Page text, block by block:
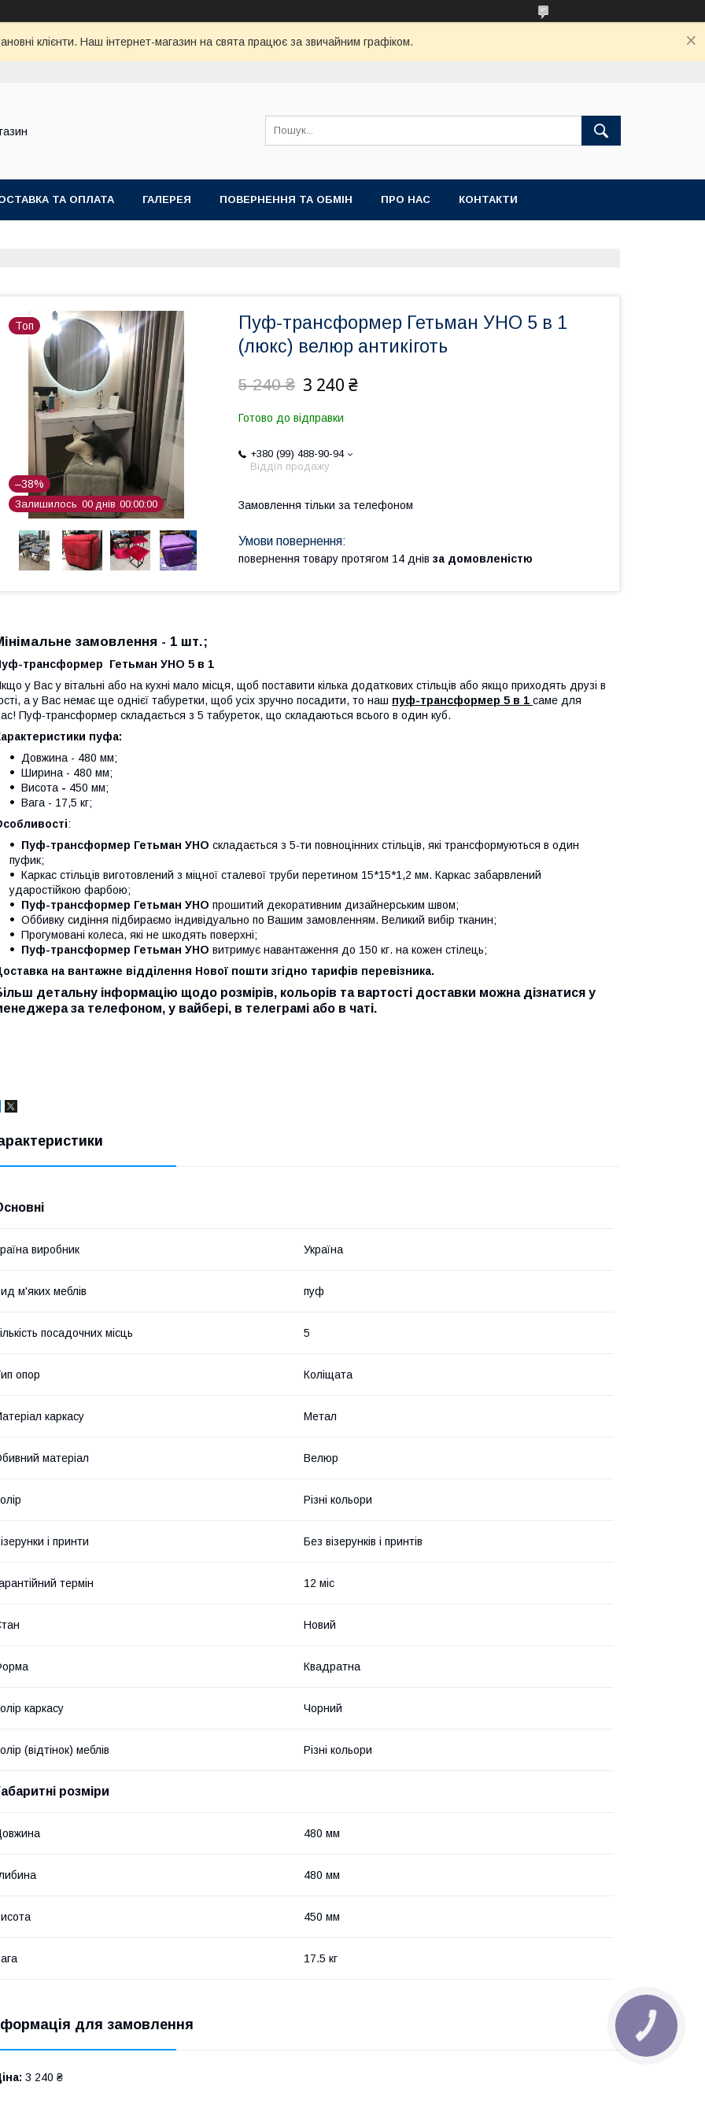
клієнти. Наш інтернет-магазин на свята працює за звичайним графіком.
ТА ОПЛАТА ГАЛЕРЕЯ ПОВЕРНЕННЯ ТА ОБМІН ПРО НАС КОНТАКТИ
Топ
–38%
Залишилось 00 днів 00 00 00
Пуф-трансформер Гетьман УНО 5 в 1
(люкс) велюр антикіготь
5 240 ₴ 3 240 ₴
Готово до відправки
+380 (99) 488-90-94
Відділ продажу
Замовлення тільки за телефоном
повернення товару протягом 14 днів за домовленістю
замовлення - 1 шт.;
трансформер Гетьман УНО 5 в 1
у Вас у вітальні або на кухні мало місця, щоб поставити кілька додаткових стільців або якщо приходять друзі в
а у Вас немає ще однієї табуретки, щоб усіх зручно посадити, то наш пуф-трансформер 5 в 1 саме для
Пуф-трансформер складається з 5 табуреток, що складаються всього в один куб.
пуфа:
Довжина - 480 мм;
Ширина - 480 мм;
Висота - 450 мм;
Вага - 17,5 кг;
:
Пуф-трансформер Гетьман УНО складається з 5-ти повноцінних стільців, які трансформуються в один
пуфик;
Каркас стільців виготовлений з міцної сталевої труби перетином 15*15*1,2 мм. Каркас забарвлений
ударостійкою фарбою;
Пуф-трансформер Гетьман УНО прошитий декоративним дизайнерським швом;
Оббивку сидіння підбираємо індивідуально по Вашим замовленням. Великий вибір тканин;
Прогумовані колеса, які не шкодять поверхні;
Пуф-трансформер Гетьман УНО витримує навантаження до 150 кг. на кожен стілець;
на вантажне відділення Нової пошти згідно тарифів перевізника.
детальну інформацію щодо розмірів, кольорів та вартості доставки можна дізнатися у
за телефоном, у вайбері, в телеграмі або в чаті.
виробник Україна
м'яких меблів пуф
посадочних місць 5
опор Коліщата
каркасу Метал
матеріал Велюр
Різні кольори
і принти Без візерунків і принтів
термін 12 міс
Новий
Квадратна
каркасу Чорний
(відтінок) меблів Різні кольори
розміри
480 мм
480 мм
450 мм
17.5 кг
для замовлення
3 240 ₴
КНОПКА
ЗВ'ЯЗКУ